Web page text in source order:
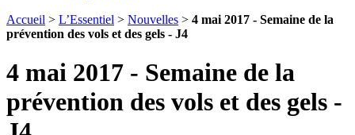
Accueil > L’Essentiel > Nouvelles > 4 mai 2017 - Semaine de la
prévention des vols et des gels - J4
4 mai 2017 - Semaine de la
prévention des vols et des gels -